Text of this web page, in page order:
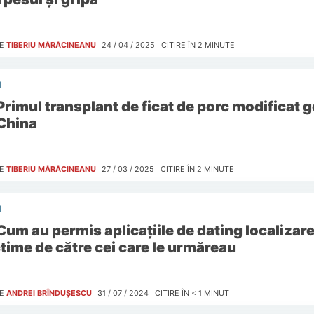
TIBERIU MĂRĂCINEANU 24 / 04 / 2025 CITIRE ÎN 2 MINUTE
transplant de ficat de porc modificat
TIBERIU MĂRĂCINEANU 27 / 03 / 2025 CITIRE ÎN 2 MINUTE
au permis aplicațiile de dating
de către cei care le urmăreau
ANDREI BRÎNDUȘESCU 31 / 07 / 2024 CITIRE ÎN < 1 MINUT